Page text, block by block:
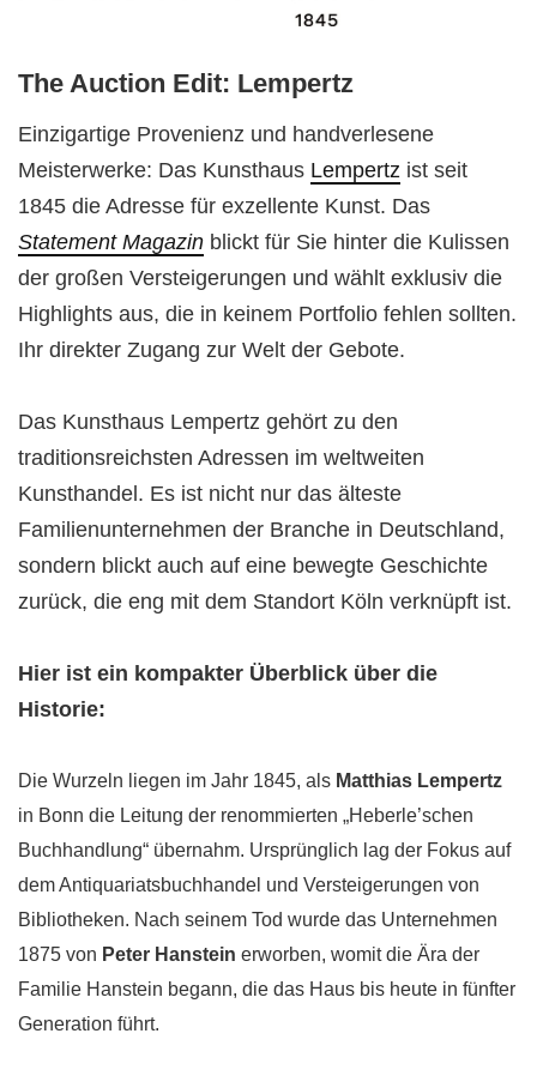
The Auction Edit: Lempertz
Einzigartige Provenienz und handverlesene
Meisterwerke: Das Kunsthaus Lempertz ist seit
1845 die Adresse für exzellente Kunst. Das
Statement Magazin blickt für Sie hinter die Kulissen
der großen Versteigerungen und wählt exklusiv die
Highlights aus, die in keinem Portfolio fehlen sollten.
Ihr direkter Zugang zur Welt der Gebote.
Das Kunsthaus Lempertz gehört zu den
traditionsreichsten Adressen im weltweiten
Kunsthandel. Es ist nicht nur das älteste
Familienunternehmen der Branche in Deutschland,
sondern blickt auch auf eine bewegte Geschichte
zurück, die eng mit dem Standort Köln verknüpft ist.
Hier ist ein kompakter Überblick über die
Historie:
Die Wurzeln liegen im Jahr 1845, als Matthias Lempertz
in Bonn die Leitung der renommierten „Heberle’schen
Buchhandlung“ übernahm. Ursprünglich lag der Fokus auf
dem Antiquariatsbuchhandel und Versteigerungen von
Bibliotheken. Nach seinem Tod wurde das Unternehmen
1875 von Peter Hanstein erworben, womit die Ära der
Familie Hanstein begann, die das Haus bis heute in fünfter
Generation führt.